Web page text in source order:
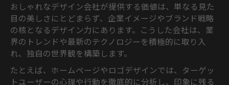
おしゃれなデザイン会社が提供する価値は、単なる見た
目の美しさにとどまらず、企業イメージやブランド戦略
の核となるデザイン力にあります。こうした会社は、業
界のトレンドや最新のテクノロジーを積極的に取り入
れ、独自の世界観を構築します。
たとえば、ホームページやロゴデザインでは、ターゲッ
トユーザーの心理や行動を徹底的に分析し、印象に残る